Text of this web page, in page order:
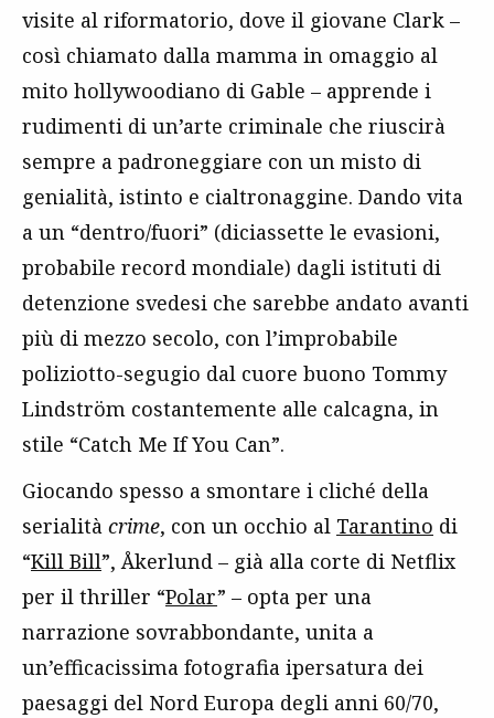
visite al riformatorio, dove il giovane Clark –
così chiamato dalla mamma in omaggio al
mito hollywoodiano di Gable – apprende i
rudimenti di un’arte criminale che riuscirà
sempre a padroneggiare con un misto di
genialità, istinto e cialtronaggine. Dando vita
a un “dentro/fuori” (diciassette le evasioni,
probabile record mondiale) dagli istituti di
detenzione svedesi che sarebbe andato avanti
più di mezzo secolo, con l’improbabile
poliziotto-segugio dal cuore buono Tommy
Lindström costantemente alle calcagna, in
stile “Catch Me If You Can”.
Giocando spesso a smontare i cliché della
serialità crime, con un occhio al Tarantino di
“Kill Bill”, Åkerlund – già alla corte di Netflix
per il thriller “Polar” – opta per una
narrazione sovrabbondante, unita a
un’efficacissima fotografia ipersatura dei
paesaggi del Nord Europa degli anni 60/70,